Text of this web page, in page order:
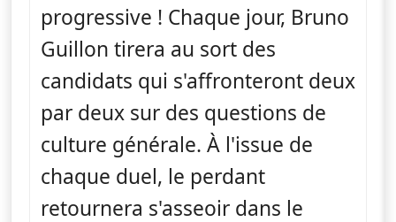
progressive ! Chaque jour, Bruno
Guillon tirera au sort des
candidats qui s'affronteront deux
par deux sur des questions de
culture générale. À l'issue de
chaque duel, le perdant
retournera s'asseoir dans le